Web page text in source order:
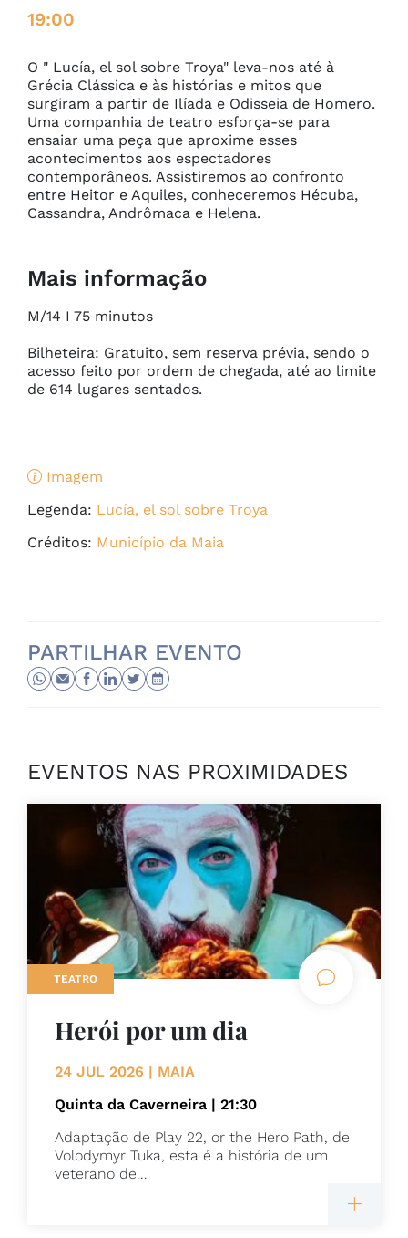
19:00
O " Lucía, el sol sobre Troya" leva-nos até à
Grécia Clássica e às histórias e mitos que
surgiram a partir de Ilíada e Odisseia de Homero.
Uma companhia de teatro esforça-se para
ensaiar uma peça que aproxime esses
acontecimentos aos espectadores
contemporâneos. Assistiremos ao confronto
entre Heitor e Aquiles, conheceremos Hécuba,
Cassandra, Andrômaca e Helena.
Mais informação
M/14 I 75 minutos
Bilheteira: Gratuito, sem reserva prévia, sendo o
acesso feito por ordem de chegada, até ao limite
de 614 lugares sentados.
Imagem
Legenda: Lucía, el sol sobre Troya
Créditos: Município da Maia
PARTILHAR EVENTO
EVENTOS NAS PROXIMIDADES
TEATRO
Herói por um dia
24 JUL 2026 | MAIA
Quinta da Caverneira | 21:30
Adaptação de Play 22, or the Hero Path, de
Volodymyr Tuka, esta é a história de um
veterano de...